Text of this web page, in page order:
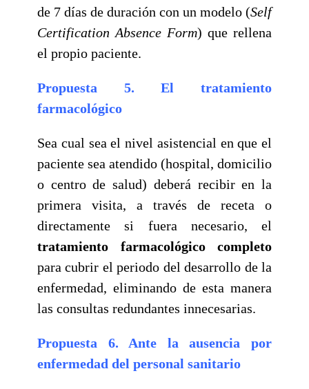
de 7 días de duración con un modelo (Self
Certification Absence Form) que rellena
el propio paciente.
Propuesta 5. El tratamiento
farmacológico
Sea cual sea el nivel asistencial en que el
paciente sea atendido (hospital, domicilio
o centro de salud) deberá recibir en la
primera visita, a través de receta o
directamente si fuera necesario, el
tratamiento farmacológico completo
para cubrir el periodo del desarrollo de la
enfermedad, eliminando de esta manera
las consultas redundantes innecesarias.
Propuesta 6. Ante la ausencia por
enfermedad del personal sanitario